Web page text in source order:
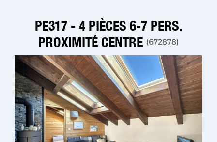
PE317 - 4 PIÈCES 6-7 PERS.
PROXIMITÉ CENTRE (672878)